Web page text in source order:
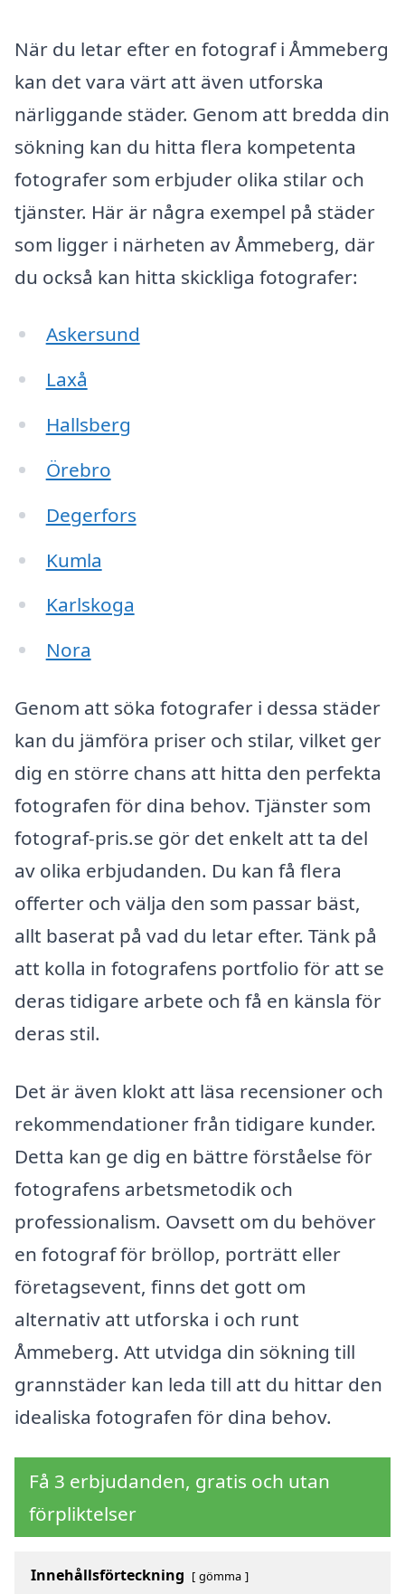
När du letar efter en fotograf i Åmmeberg
kan det vara värt att även utforska
närliggande städer. Genom att bredda din
sökning kan du hitta flera kompetenta
fotografer som erbjuder olika stilar och
tjänster. Här är några exempel på städer
som ligger i närheten av Åmmeberg, där
du också kan hitta skickliga fotografer:
Askersund
Laxå
Hallsberg
Örebro
Degerfors
Kumla
Karlskoga
Nora
Genom att söka fotografer i dessa städer
kan du jämföra priser och stilar, vilket ger
dig en större chans att hitta den perfekta
fotografen för dina behov. Tjänster som
fotograf-pris.se gör det enkelt att ta del
av olika erbjudanden. Du kan få flera
offerter och välja den som passar bäst,
allt baserat på vad du letar efter. Tänk på
att kolla in fotografens portfolio för att se
deras tidigare arbete och få en känsla för
deras stil.
Det är även klokt att läsa recensioner och
rekommendationer från tidigare kunder.
Detta kan ge dig en bättre förståelse för
fotografens arbetsmetodik och
professionalism. Oavsett om du behöver
en fotograf för bröllop, porträtt eller
företagsevent, finns det gott om
alternativ att utforska i och runt
Åmmeberg. Att utvidga din sökning till
grannstäder kan leda till att du hittar den
idealiska fotografen för dina behov.
Få 3 erbjudanden, gratis och utan
förpliktelser
Innehållsförteckning gömma